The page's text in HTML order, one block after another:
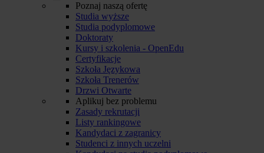
Poznaj naszą ofertę
Studia wyższe
Studia podyplomowe
Doktoraty
Kursy i szkolenia - OpenEdu
Certyfikacje
Szkoła Językowa
Szkoła Trenerów
Drzwi Otwarte
Aplikuj bez problemu
Zasady rekrutacji
Listy rankingowe
Kandydaci z zagranicy
Studenci z innych uczelni